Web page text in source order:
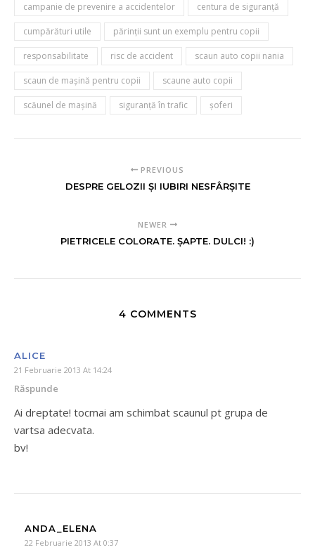
campanie de prevenire a accidentelor centura de siguranță
cumpărături utile părinţii sunt un exemplu pentru copii
responsabilitate risc de accident scaun auto copii nania
scaun de mașină pentru copii scaune auto copii
scăunel de mașină siguranță în trafic şoferi
PREVIOUS
DESPRE GELOZII ȘI IUBIRI NESFÂRȘITE
NEWER
PIETRICELE COLORATE. ȘAPTE. DULCI! :)
4 COMMENTS
ALICE
21 Februarie 2013 At 14:24
Răspunde
Ai dreptate! tocmai am schimbat scaunul pt grupa de
vartsa adecvata.
bv!
ANDA_ELENA
22 Februarie 2013 At 0:37